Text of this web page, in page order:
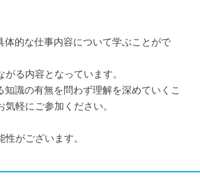
体的な仕事内容について学ぶことがで
る内容となっています。
識の有無を問わず理解を深めていくこ
軽にご参加ください。
がございます。